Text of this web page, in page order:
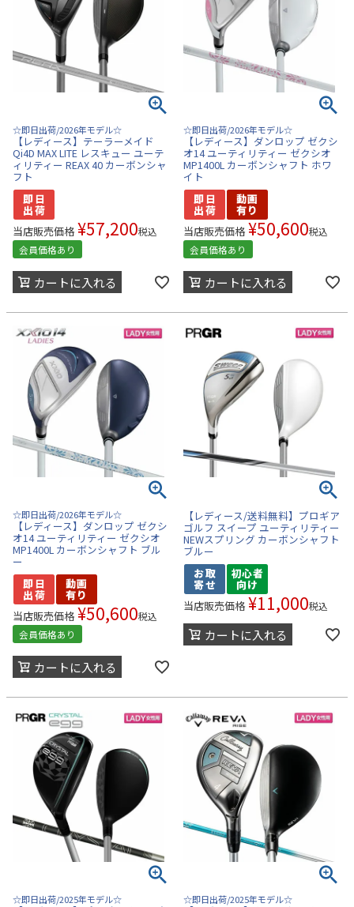
☆即日出荷/2026年モデル☆
【レディース】テーラーメイド
Qi4D MAX LITE レスキュー ユーテ
ィリティー REAX 40 カーボンシャ
フト
当店販売価格 ¥57,200税込
会員価格あり
カートに入れる
☆即日出荷/2026年モデル☆
【レディース】ダンロップ ゼクシ
オ14 ユーティリティー ゼクシオ
MP1400L カーボンシャフト ホワ
イト
当店販売価格 ¥50,600税込
会員価格あり
カートに入れる
☆即日出荷/2026年モデル☆
【レディース】ダンロップ ゼクシ
オ14 ユーティリティー ゼクシオ
MP1400L カーボンシャフト ブル
ー
当店販売価格 ¥50,600税込
会員価格あり
カートに入れる
【レディース/送料無料】プロギア
ゴルフ スイープ ユーティリティー
NEWスプリング カーボンシャフト
ブルー
当店販売価格 ¥11,000税込
カートに入れる
☆即日出荷/2025年モデル☆ ☆即日出荷/2025年モデル☆